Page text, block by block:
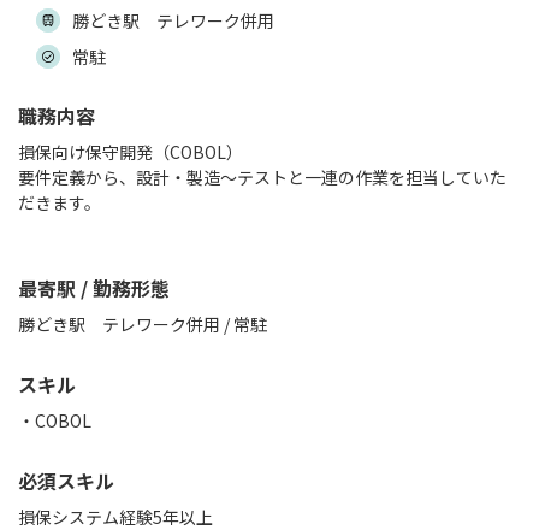
勝どき駅 テレワーク併用
常駐
職務内容
損保向け保守開発（COBOL）
要件定義から、設計・製造～テストと一連の作業を担当していた
だきます。
最寄駅 / 勤務形態
勝どき駅 テレワーク併用 / 常駐
スキル
COBOL
必須スキル
損保システム経験5年以上